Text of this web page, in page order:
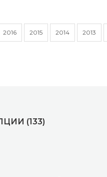
2016 2015 2014 2013
(133)